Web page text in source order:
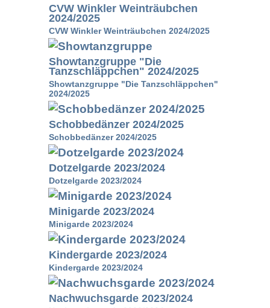
CVW Winkler Weinträubchen
2024/2025
CVW Winkler Weinträubchen 2024/2025
Showtanzgruppe "Die
Tanzschläppchen" 2024/2025
Showtanzgruppe "Die Tanzschläppchen"
2024/2025
Schobbedänzer 2024/2025
Schobbedänzer 2024/2025
Dotzelgarde 2023/2024
Dotzelgarde 2023/2024
Minigarde 2023/2024
Minigarde 2023/2024
Kindergarde 2023/2024
Kindergarde 2023/2024
Nachwuchsgarde 2023/2024